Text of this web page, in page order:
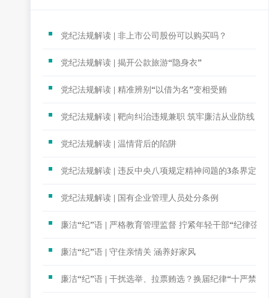
党纪法规解读 | 非上市公司股份可以购买吗？
党纪法规解读 | 揭开公款旅游“隐身衣”
党纪法规解读 | 精准辨别“以借为名”变相受贿
党纪法规解读 | 靶向纠治违规兼职 筑牢廉洁从业防线
党纪法规解读 | 温情背后的陷阱
党纪法规解读 | 违反中央八项规定精神问题的3条界定标
党纪法规解读 | 国有企业管理人员处分条例
廉洁“纪”语 | 严格教育管理监督 拧紧年轻干部“纪律弦”
廉洁“纪”语 | 守住亲情关 涵养好家风
廉洁“纪”语 | 干扰选举、拉票贿选？换届纪律“十严禁”